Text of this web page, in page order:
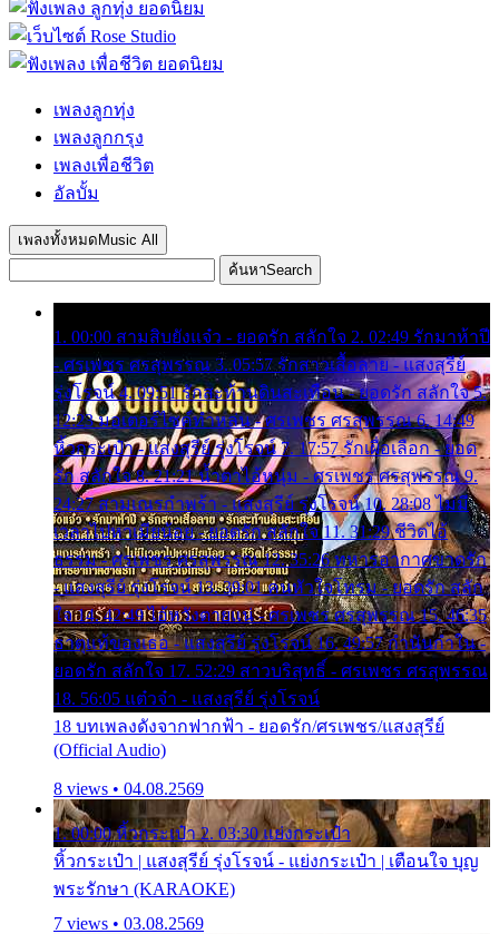
เพลงลูกทุ่ง
เพลงลูกกรุง
เพลงเพื่อชีวิต
อัลบั้ม
เพลงทั้งหมด Music All
ค้นหาSearch
1. 00:00 สามสิบยังแจ๋ว - ยอดรัก สลักใจ 2. 02:49 รักมาห้าปี
- ศรเพชร ศรสุพรรณ 3. 05:57 รักสาวเสื้อลาย - แสงสุรีย์
รุ่งโรจน์ 4. 09:51 รักสะท้านดินสะเทือน - ยอดรัก สลักใจ 5.
12:23 มอเตอร์ไซค์ทำหล่น - ศรเพชร ศรสุพรรณ 6. 14:49
หิ้วกระเป๋า - แสงสุรีย์ รุ่งโรจน์ 7. 17:57 รักเผื่อเลือก - ยอด
รัก สลักใจ 8. 21:21 น้ำตาไอ้หนุ่ม - ศรเพชร ศรสุพรรณ 9.
24:27 สามเณรกำพร้า - แสงสุรีย์ รุ่งโรจน์ 10. 28:08 ไม่มี
เวลาไปหาเมียน้อย - ยอดรัก สลักใจ 11. 31:29 ชีวิตไอ้
ธรรม - ศรเพชร ศรสุพรรณ 12. 35:26 ทหารอากาศขาดรัก
- แสงสุรีย์ รุ่งโรจน์ 13. 39:01 คนหัวใจโทรม - ยอดรัก สลัก
ใจ 14. 42:49 ไอ้หวังตายแน่ - ศรเพชร ศรสุพรรณ 15. 46:35
ธาตุแท้ของเธอ - แสงสุรีย์ รุ่งโรจน์ 16. 49:57 กำนันกำใน -
ยอดรัก สลักใจ 17. 52:29 สาวบริสุทธิ์ - ศรเพชร ศรสุพรรณ
18. 56:05 แต๋วจ๋า - แสงสุรีย์ รุ่งโรจน์
18 บทเพลงดังจากฟากฟ้า - ยอดรัก/ศรเพชร/แสงสุรีย์
(Official Audio)
8 views • 04.08.2569
1. 00:00 หิ้วกระเป๋า 2. 03:30 แย่งกระเป๋า
หิ้วกระเป๋า | แสงสุรีย์ รุ่งโรจน์ - แย่งกระเป๋า | เตือนใจ บุญ
พระรักษา (KARAOKE)
7 views • 03.08.2569